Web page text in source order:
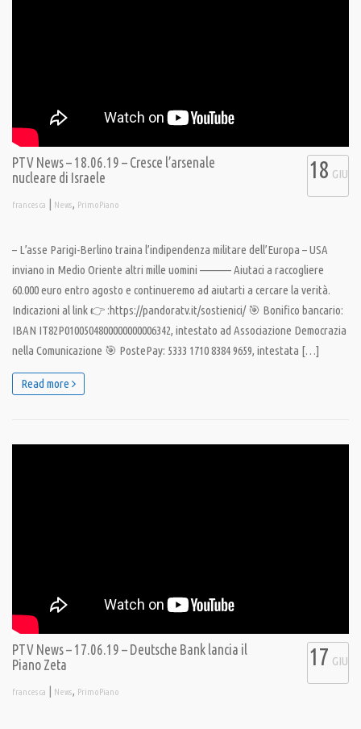
PTV News – 18.06.19 – Cresce l’arsenale
nucleare di Israele
francesca | News, PrimoPiano
18 GIU
– L’asse Parigi-Berlino traina l’indipendenza militare dell’Europa – USA
inviano in Medio Oriente altri mille uomini ———– Aiutaci a raccogliere
60.000 euro entro agosto e continueremo ad aiutarti a cercare la verità.
Indicazioni al link 👉 :https://pandoratv.it/sostienici/ 🎯 Bonifico bancario:
IBAN IT82P0100504800000000006342, intestato ad Associazione Democrazia
nella Comunicazione 🎯 PostePay: 5333 1710 8384 9659, intestata […]
Read more
PTV News – 17.06.19 – Deutsche Bank lancia il
Piano Zeta
francesca | News, PrimoPiano
17 GIU